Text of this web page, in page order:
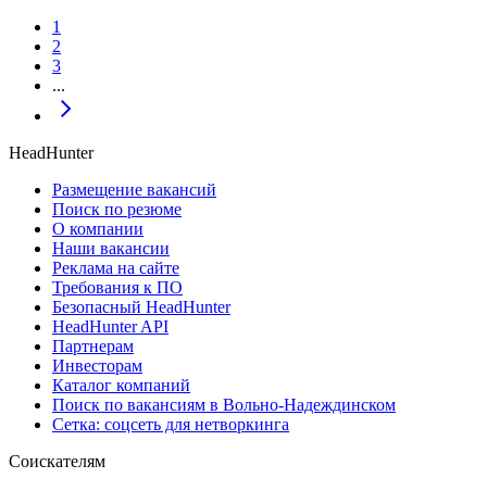
1
2
3
...
HeadHunter
Размещение вакансий
Поиск по резюме
О компании
Наши вакансии
Реклама на сайте
Требования к ПО
Безопасный HeadHunter
HeadHunter API
Партнерам
Инвесторам
Каталог компаний
Поиск по вакансиям в Вольно-Надеждинском
Сетка: соцсеть для нетворкинга
Соискателям